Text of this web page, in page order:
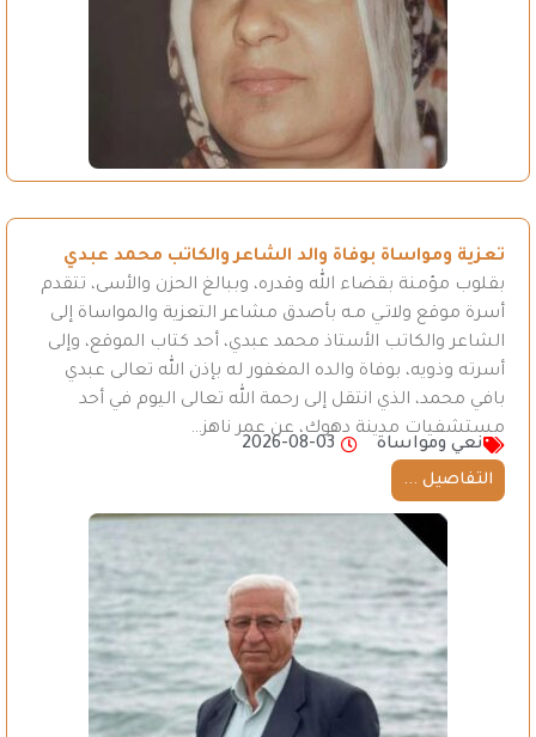
تعزية ومواساة بوفاة والد الشاعر والكاتب محمد عبدي
بقلوب مؤمنة بقضاء الله وقدره، وببالغ الحزن والأسى، تتقدم
أسرة موقع ولاتـي مـه بأصدق مشاعر التعزية والمواساة إلى
الشاعر والكاتب الأستاذ محمد عبدي، أحد كتاب الموقع، وإلى
أسرته وذويه، بوفاة والده المغفور له بإذن الله تعالى عبدي
بافي محمد، الذي انتقل إلى رحمة الله تعالى اليوم في أحد
مستشفيات مدينة دهوك، عن عمر ناهز…
نعي ومواساة
2026-08-03
التفاصيل ...